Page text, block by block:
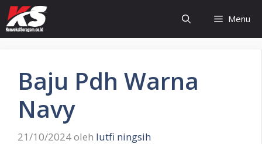
Langsung
ke
isi
Menu
Baju Pdh Warna
Navy
21/10/2024oleh lutfi ningsih